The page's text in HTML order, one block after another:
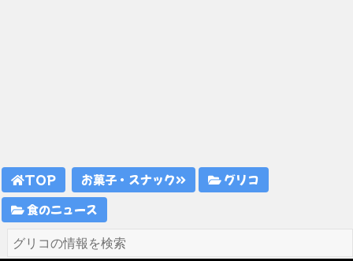
TOP お菓子・スナック
グリコ
食のニュース